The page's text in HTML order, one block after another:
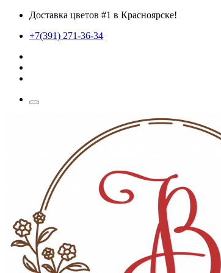
Доставка цветов #1 в Красноярске!
+7(391) 271-36-34